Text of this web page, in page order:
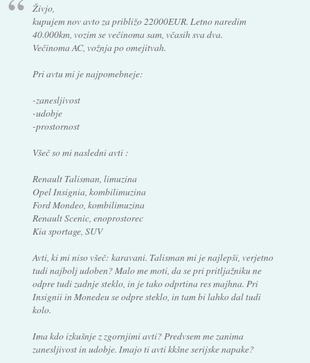
Živjo,
kupujem nov avto za približo 22000EUR. Letno naredim
40.000km, vozim se večinoma sam, včasih sva dva.
Večinoma AC, vožnja po omejitvah.
Pri avtu mi je najpomebneje:
-zanesljivost
-udobje
-prostornost
Všeč so mi nasledni avti :
Renault Talisman, limuzina
Opel Insignia, kombilimuzina
Ford Mondeo, kombilimuzina
Renault Scenic, enoprostorec
Kia sportage, SUV
Avti, ki mi niso všeč: karavani. Talisman mi je najlepši, verjetno
tudi najbolj udoben? Malo me moti, da se pri pritljažniku ne
odpre tudi zadnje steklo, in je tako odprtina res majhna. Pri
Insignii in Monedeu se odpre steklo, in tam bi lahko dal tudi
kolo.
Ima kdo izkušnje z zgornjimi avti? Predvsem me zanima
zanesljivost in udobje. Imajo ti avti kkšne serijske napake?